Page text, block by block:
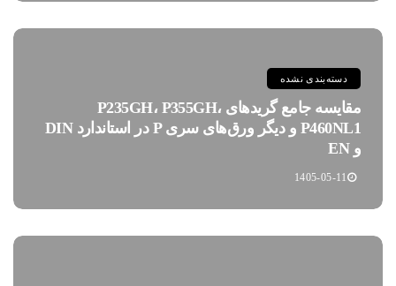
دسته‌بندی نشده
مقایسه جامع گریدهای P235GH، P355GH،
P460NL1 و دیگر ورق‌های سری P در استاندارد DIN
و EN
1405-05-11